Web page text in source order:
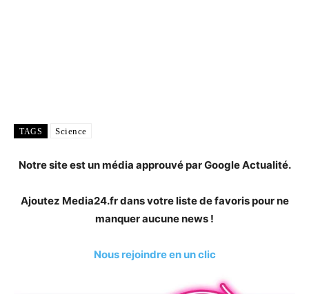
TAGS Science
Notre site est un média approuvé par Google Actualité.
Ajoutez Media24.fr dans votre liste de favoris pour ne
manquer aucune news !
Nous rejoindre en un clic